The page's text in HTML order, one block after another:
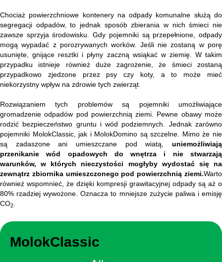
Chociaż powierzchniowe kontenery na odpady komunalne służą do
segregacji odpadów, to jednak sposób zbierania w nich śmieci nie
zawsze sprzyja środowisku. Gdy pojemniki są przepełnione, odpady
mogą wypadać z porozrywanych worków. Jeśli nie zostaną w porę
usunięte, gnijące resztki i płyny zaczną wsiąkać w ziemię. W takim
przypadku istnieje również duże zagrożenie, że śmieci zostaną
przypadkowo zjedzone przez psy czy koty, a to może mieć
niekorzystny wpływ na zdrowie tych zwierząt.
Rozwiązaniem tych problemów są pojemniki umożliwiające
gromadzenie odpadów pod powierzchnią ziemi. Pewne obawy może
rodzić bezpieczeństwo gruntu i wód podziemnych. Jednak zarówno
pojemniki MolokClassic, jak i MolokDomino są szczelne. Mimo że nie
są zadaszone ani umieszczane pod wiatą,
uniemożliwiają
przenikanie wód opadowych do wnętrza i nie stwarzają
warunków, w których nieczystości mogłyby wydostać się na
zewnątrz zbiornika umieszczonego pod powierzchnią ziemi.Warto
również wspomnieć, że dzięki kompresji grawitacyjnej odpady są aż o
80% rzadziej wywożone. Oznacza to mniejsze zużycie paliwa i emisję
CO2
MolokClassic